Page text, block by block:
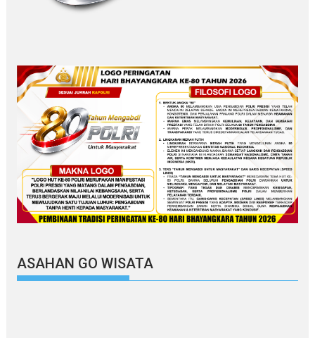
ASAHAN GO WISATA